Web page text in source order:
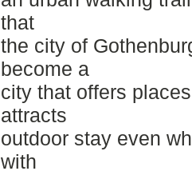
that
the city of
become a
city that offers
attracts
outdoor stay even
with